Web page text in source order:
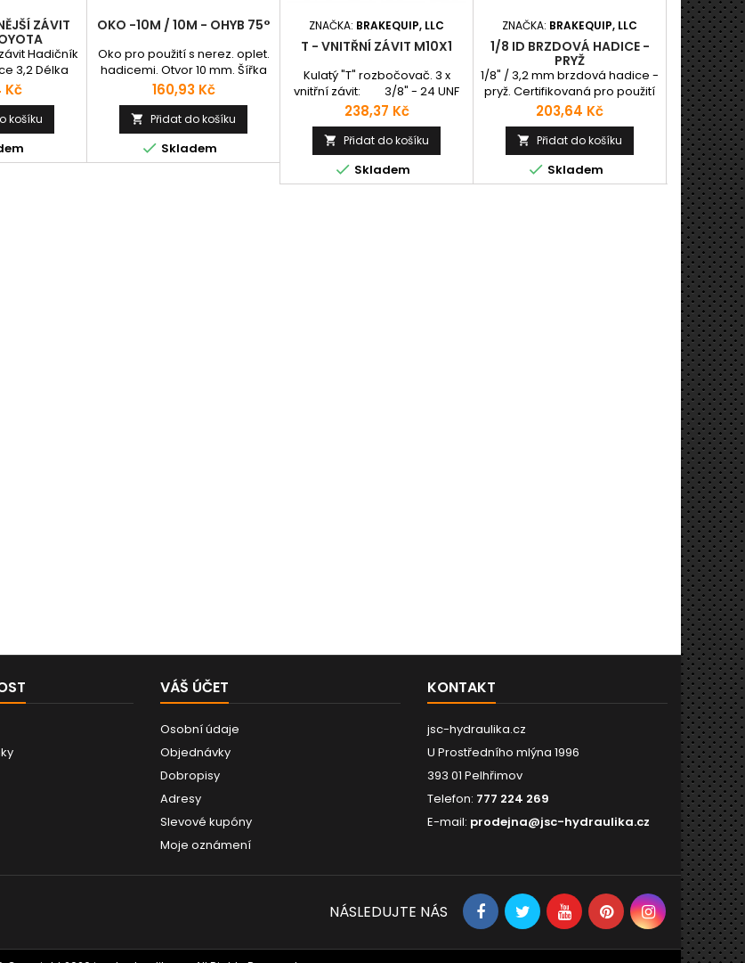
ZÁVIT
Hadičník
3,2 Délka
mm Délka
mm
Kč
košíku
OKO -10M / 10M - OHYB 75°
Oko pro použití s nerez. oplet.
hadicemi. Otvor 10 mm. Šířka
18 mm. Výška 10 mm. Ohyb 75°
Délka 31,4 mm.
Cena
160,93 Kč
 Přidat do košíku
 Skladem
ZNAČKA: BRAKEQUIP, LLC
T - VNITŘNÍ ZÁVIT M10X1
Kulatý "T" rozbočovač. 3 x
vnitřní závit: 3/8" - 24 UNF
Průměr: 31,75 mm
Uchycení: 8,2 mm
otvor bez závitu pro 45° dvojj.
sedlo 7,2
mm otvor bez závitu pro 31°
DIN sedlo
Cena
238,37 Kč
 Přidat do košíku
 Skladem
ZNAČKA: BRAKEQUIP, LLC
1/8 ID BRZDOVÁ HADICE -
PRYŽ
1/8" / 3,2 mm brzdová hadice -
pryž. Certifikovaná pro použití
do provozu.
Cena
203,64 Kč
 Přidat do košíku
 Skladem
ZNAČKA:
T -
Kulatý
vnitřní
31,75
8,2 mm


VÁŠ ÚČET
Osobní údaje
Objednávky
Dobropisy
Adresy
Slevové kupóny
Moje oznámení
KONTAKT
jsc-hydraulika.cz
U Prostředního mlýna 1996
393 01 Pelhřimov
Telefon: 777 224 269
E-mail: prodejna@jsc-hydraulika.cz
NÁSLEDUJTE NÁS